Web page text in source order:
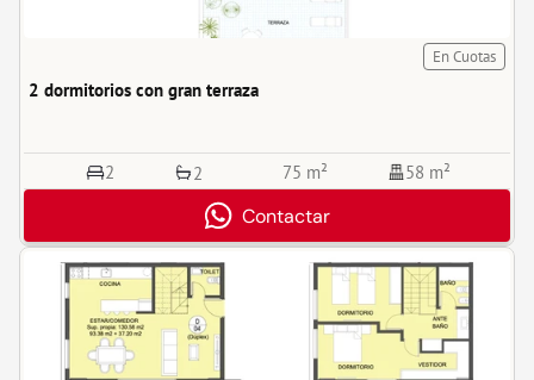
En Cuotas
2 dormitorios con gran terraza
2 2 75 m² 58 m²
Contactar